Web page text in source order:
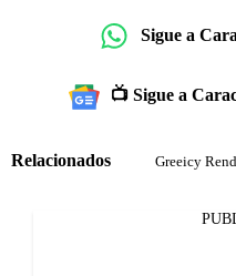
Sigue a
📺 Sigue a
Relacionados Greeicy